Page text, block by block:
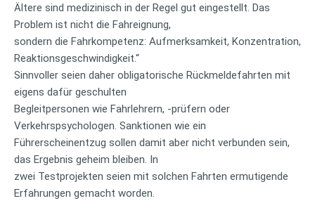
Ältere sind medizinisch in der Regel gut eingestellt. Das
Problem ist nicht die Fahreignung,
sondern die Fahrkompetenz: Aufmerksamkeit, Konzentration,
Reaktionsgeschwindigkeit.“
Sinnvoller seien daher obligatorische Rückmeldefahrten mit
eigens dafür geschulten
Begleitpersonen wie Fahrlehrern, -prüfern oder
Verkehrspsychologen. Sanktionen wie ein
Führerscheinentzug sollen damit aber nicht verbunden sein,
das Ergebnis geheim bleiben. In
zwei Testprojekten seien mit solchen Fahrten ermutigende
Erfahrungen gemacht worden.